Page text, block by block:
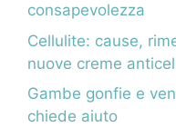
consapevolezza
Cellulite: cause,
nuove creme
Gambe gonfie e
chiede aiuto